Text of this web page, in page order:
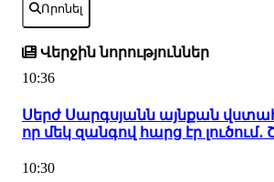
Որոնել
Վերջին նորություններ
10:36
Սերժ Սարգսյանն այնքան
որ մեկ զանգով հարց էր լուծում․
10:30